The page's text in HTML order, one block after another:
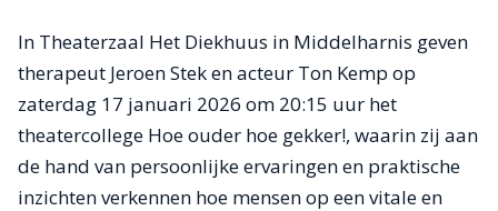
In Theaterzaal Het Diekhuus in Middelharnis geven
therapeut Jeroen Stek en acteur Ton Kemp op
zaterdag 17 januari 2026 om 20:15 uur het
theatercollege Hoe ouder hoe gekker!, waarin zij aan
de hand van persoonlijke ervaringen en praktische
inzichten verkennen hoe mensen op een vitale en